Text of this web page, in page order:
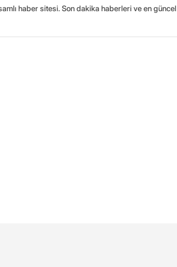
haber sitesi. Son dakika haberleri ve en güncel